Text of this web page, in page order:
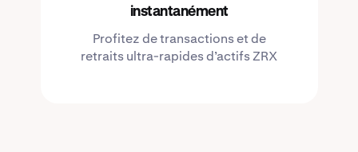
instantanément
Profitez de transactions et de
retraits ultra-rapides d’actifs ZRX